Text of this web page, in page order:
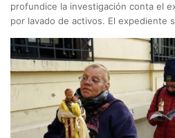
profundice la investigación conta el
por lavado de activos. El expediente